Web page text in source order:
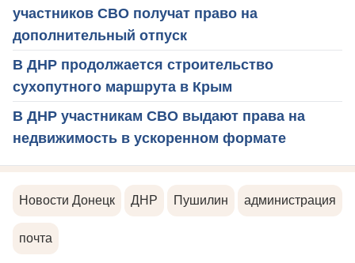
участников СВО получат право на
дополнительный отпуск
В ДНР продолжается строительство
сухопутного маршрута в Крым
В ДНР участникам СВО выдают права на
недвижимость в ускоренном формате
Новости Донецк ДНР Пушилин администрация
почта